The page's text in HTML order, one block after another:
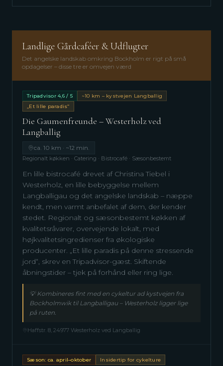
Landlige Gårdcaféer & Udflugter
Det angelske landskab omkring Bockholm er rigt på små
opdagelser – disse tre er omvejen værd
Tripadvisor 4,6 / 5
~10 km – kystvejen Langballig
„Et lille paradis“
Die Gaumenfreunde – Westerholz ved
Langballig
ca. 10 km · ~12 min.
Regionalt køkken · Catering · Bistrocafé · Sæsonbestemt
En lille bistrocafé drevet af Christina Tiebel i
Westerholz, en lille bebyggelse mellem
Langballigau og det angelske landskab – næppe
kendt, men varmt anbefalet af dem, der kender
stedet. Regionalt og sæsonbestemt køkken af
kvalitetsråvarer, overvejende lokalt, med
højkvalitetsingredienser fra økologiske
producenter. „Et lille paradis på denne stressende
jord“, skrev en Tripadvisor-gæst. Skiftende
åbningstider – tjek på forhånd eller ring lige.
💡Kombineres fint med en cykeltur ad kystvejen fra
Bockholmwik til Langballigau – Westerholz ligger lige
på ruten.
Haffstr. 8, 24977 Westerholz ved Langballig
Sæson: ca. april–oktober Insidertip for cykelture